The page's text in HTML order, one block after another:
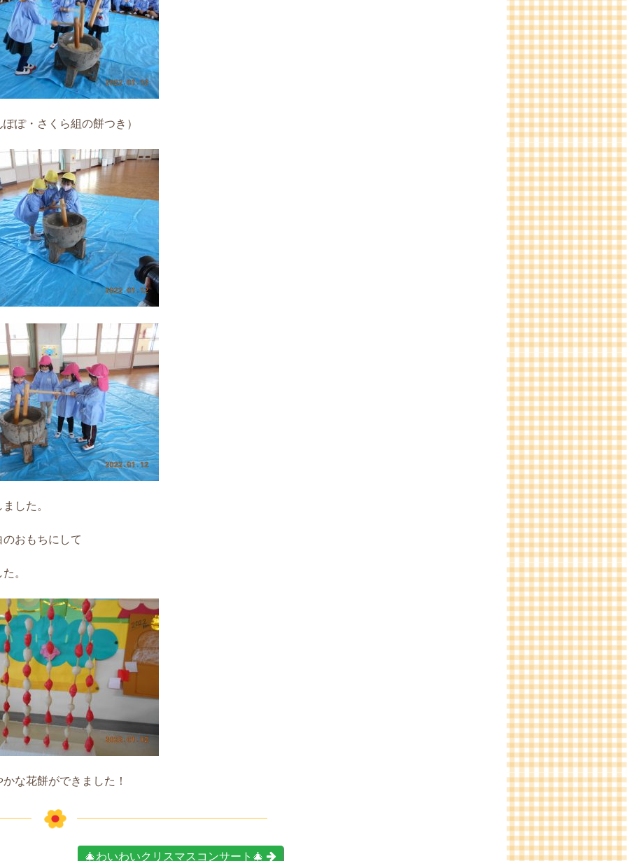
ぽ・さくら組の餅つき）
した。
おもちにして
。
かな花餅ができました！
🎄わいわいクリスマスコンサート🎄